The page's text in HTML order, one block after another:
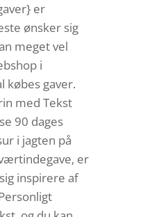
er
ønsker sig
meget vel
i
købes gaver.
med Tekst
90 dages
i jagten på
er
inspirere af